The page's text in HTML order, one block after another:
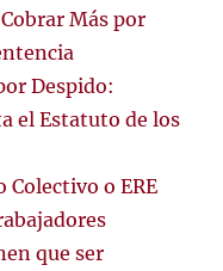
Más por
Despido:
el Estatuto de los
o ERE
que ser